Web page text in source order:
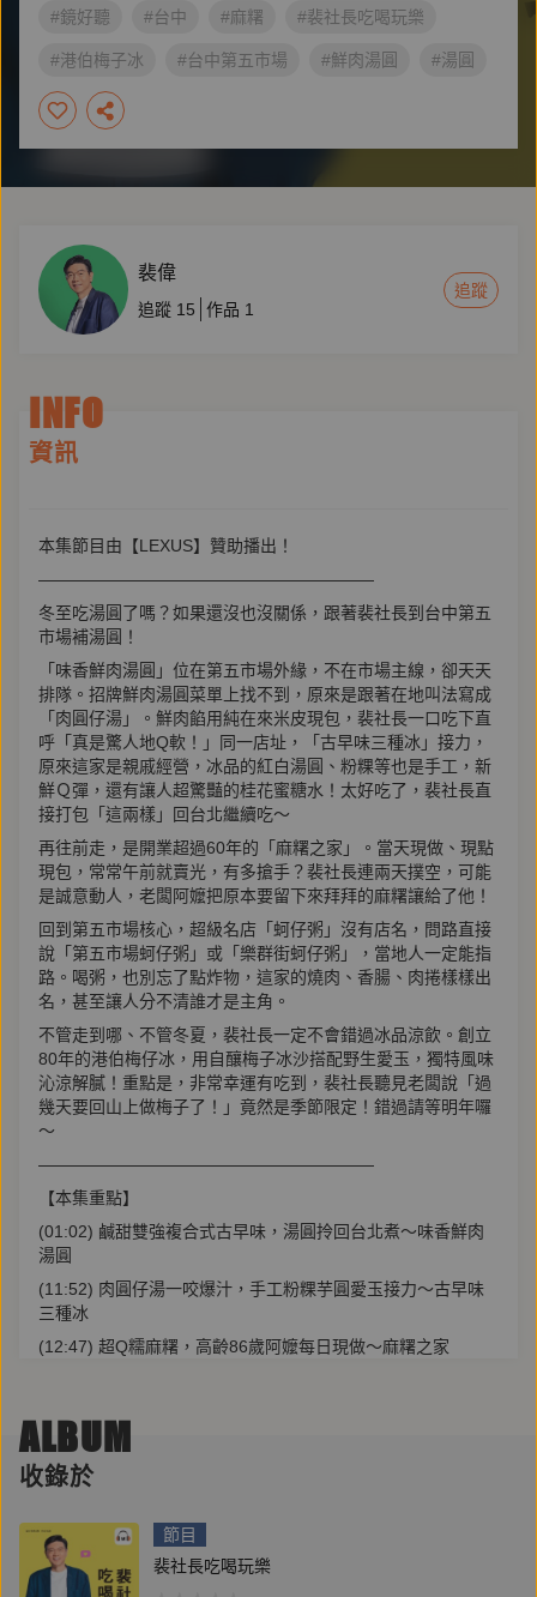
#鏡好聽 #台中 #麻糬 #裴社長吃喝玩樂
#港伯梅子冰 #台中第五市場 #鮮肉湯圓 #湯圓
#肉圓仔湯
裴偉
追蹤 15 作品 1
追蹤
INFO
資訊
本集節目由【LEXUS】贊助播出！
————————————————————
冬至吃湯圓了嗎？如果還沒也沒關係，跟著裴社長到台中第五
市場補湯圓！
「味香鮮肉湯圓」位在第五市場外緣，不在市場主線，卻天天
排隊。招牌鮮肉湯圓菜單上找不到，原來是跟著在地叫法寫成
「肉圓仔湯」。鮮肉餡用純在來米皮現包，裴社長一口吃下直
呼「真是驚人地Q軟！」同一店址，「古早味三種冰」接力，
原來這家是親戚經營，冰品的紅白湯圓、粉粿等也是手工，新
鮮Ｑ彈，還有讓人超驚豔的桂花蜜糖水！太好吃了，裴社長直
接打包「這兩樣」回台北繼續吃～
再往前走，是開業超過60年的「麻糬之家」。當天現做、現點
現包，常常午前就賣光，有多搶手？裴社長連兩天撲空，可能
是誠意動人，老闆阿嬤把原本要留下來拜拜的麻糬讓給了他！
回到第五市場核心，超級名店「蚵仔粥」沒有店名，問路直接
說「第五市場蚵仔粥」或「樂群街蚵仔粥」，當地人一定能指
路。喝粥，也別忘了點炸物，這家的燒肉、香腸、肉捲樣樣出
名，甚至讓人分不清誰才是主角。
不管走到哪、不管冬夏，裴社長一定不會錯過冰品涼飲。創立
80年的港伯梅仔冰，用自釀梅子冰沙搭配野生愛玉，獨特風味
沁涼解膩！重點是，非常幸運有吃到，裴社長聽見老闆說「過
幾天要回山上做梅子了！」竟然是季節限定！錯過請等明年囉
～
————————————————————
【本集重點】
(01:02) 鹹甜雙強複合式古早味，湯圓拎回台北煮～味香鮮肉
湯圓
(11:52) 肉圓仔湯一咬爆汁，手工粉粿芋圓愛玉接力～古早味
三種冰
(12:47) 超Q糯麻糬，高齡86歲阿嬤每日現做～麻糬之家
【LEXUS】贊助播出！.cc/ZFxzE
🎧裴社長親自朗讀《裴社長廚房手記2》有聲書：
https://reurl.cc/LaDMRX
ALBUM
收錄於
節目
裴社長吃喝玩樂